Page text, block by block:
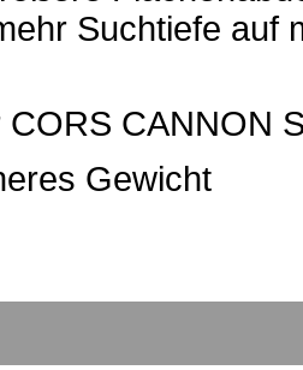
Suchtiefe auf
CORS CANNON
Gewicht